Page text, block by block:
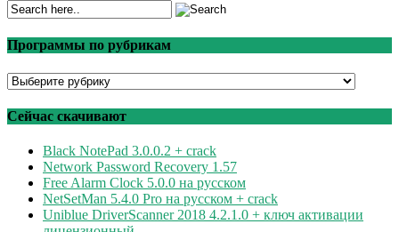
Программы по рубрикам
Программы
рубрикам
Сейчас скачивают
Black NotePad 3.0.0.2 + crack
Network Password Recovery 1.57
Free Alarm Clock 5.0.0 на русском
NetSetMan 5.4.0 Pro на русском + crack
Uniblue DriverScanner 2018 4.2.1.0 + ключ активации